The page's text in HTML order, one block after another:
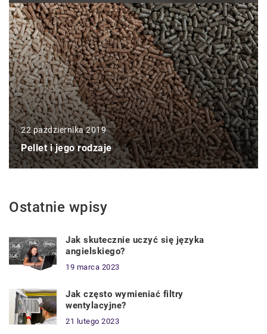
22 października 2019
Pellet i jego rodzaje
Ostatnie wpisy
Jak skutecznie uczyć się języka
angielskiego?
19 marca 2023
Jak często wymieniać filtry
wentylacyjne?
21 lutego 2023